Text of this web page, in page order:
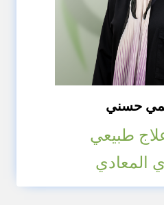
حسني
طبيعي
المعادي